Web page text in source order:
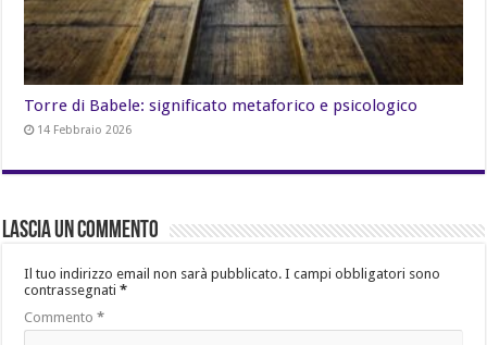
Torre di Babele: significato metaforico e psicologico
14 Febbraio 2026
Lascia un commento
Il tuo indirizzo email non sarà pubblicato. I campi obbligatori sono
contrassegnati*
Commento*